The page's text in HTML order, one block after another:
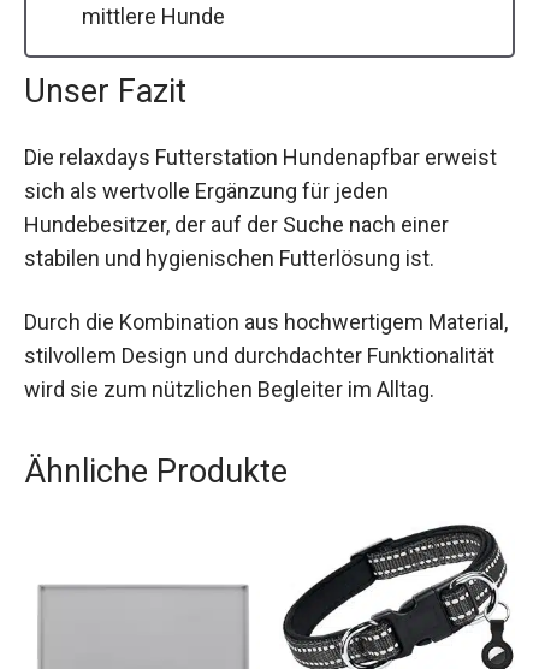
mittlere Hunde
Unser Fazit
Die relaxdays Futterstation Hundenapfbar erweist
sich als wertvolle Ergänzung für jeden
Hundebesitzer, der auf der Suche nach einer
stabilen und hygienischen Futterlösung ist.
Durch die Kombination aus hochwertigem Material,
stilvollem Design und durchdachter Funktionalität
wird sie zum nützlichen Begleiter im Alltag.
Ähnliche Produkte